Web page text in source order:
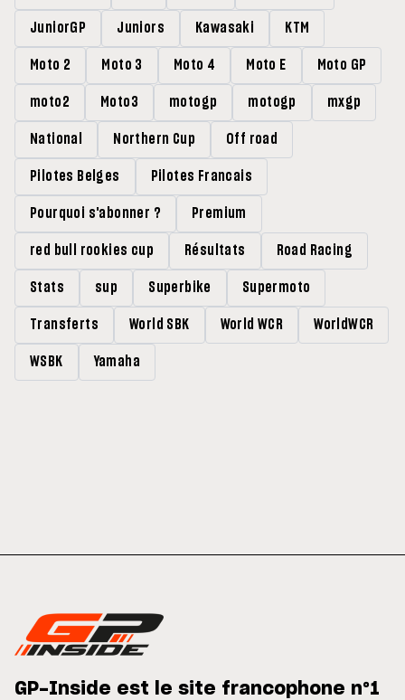
JuniorGP Juniors Kawasaki KTM
Moto 2 Moto 3 Moto 4 Moto E Moto GP
moto2 Moto3 motogp motogp mxgp
National Northern Cup Off road
Pilotes Belges Pilotes Francais
Pourquoi s'abonner ? Premium
red bull rookies cup Résultats Road Racing
Stats sup Superbike Supermoto
Transferts World SBK World WCR WorldWCR
WSBK Yamaha
GP-Inside est le site francophone n°1